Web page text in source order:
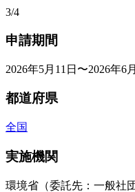
3/4
申請期間
2026年5月11日〜2026年6
都道府県
全国
実施機関
環境省（委託先：一般社